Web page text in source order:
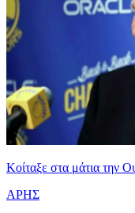
Κοίταξε στα μάτια την
ΑΡΗΣ